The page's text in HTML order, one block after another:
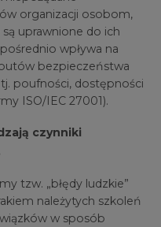
organizacji osobom,
uprawnione do ich
wpływa na
bezpieczeństwa
poufności, dostępności
ISO/IEC 27001).
czynniki
tzw. „błędy ludzkie”
należytych szkoleń
w sposób